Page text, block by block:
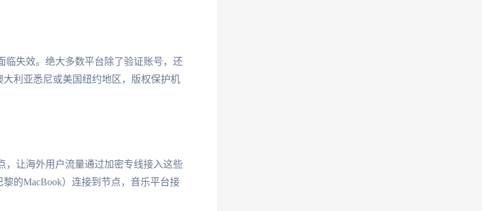
临失效。绝大多数平台除了验证账号，还
利亚悉尼或美国纽约地区，版权保护机
，让海外用户流量通过加密专线接入这些
的MacBook）连接到节点，音乐平台接